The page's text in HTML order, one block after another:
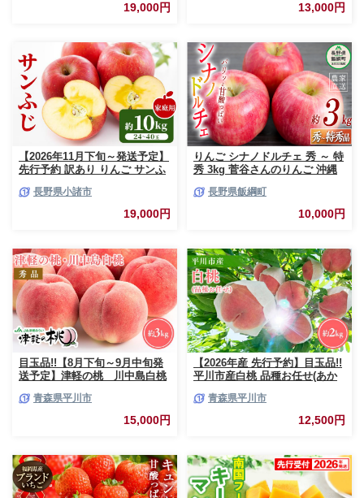
19,000円 13,000円
【2026年11月下旬～発送予定】
先行予約 訳あり りんご サンふ
フルーツ 果物 甘い おいしい 林
長野県小諸市
19,000円
りんご シナノドルチェ 秀 ～ 特
秀 3kg 菅谷さんのりんご 沖縄
頃から2026年10月上旬頃まで順
次発送予定 令和8年度出荷分 長
長野県飯綱町
10,000円
目玉品!!【8月下旬～9月中旬発
送予定】津軽の桃 川中島白桃
青森県平川市
15,000円
【2026年産 先行予約】目玉品!!
平川市産白桃 品種お任せ(あか
8玉)【今井農園】[hi-0064-003]
青森県平川市
12,500円